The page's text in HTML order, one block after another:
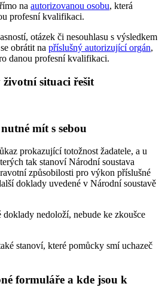
na autorizovanou osobu, která
profesní kvalifikaci.
otázek či nesouhlasu s výsledkem
obrátit na příslušný autorizující orgán,
danou profesní kvalifikaci.
situaci řešit
mít s sebou
prokazující totožnost žadatele, a u
tak stanoví Národní soustava
způsobilosti pro výkon příslušné
doklady uvedené v Národní soustavě
doklady nedoloží, nebude ke zkoušce
stanoví, které pomůcky smí uchazeč
formuláře a kde jsou k